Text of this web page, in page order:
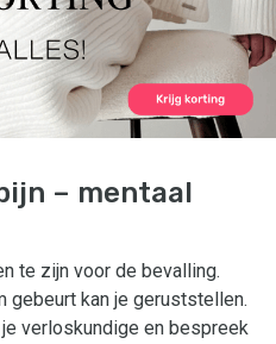
– mentaal
te zijn voor de bevalling.
gebeurt kan je geruststellen.
verloskundige en bespreek